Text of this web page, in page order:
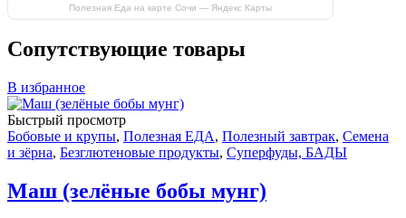
Полезная Еда на карте Сочи — Яндекс Карты
Сопутствующие товары
В избранное
Быстрый просмотр
Бобовые и крупы, Полезная ЕДА, Полезный завтрак, Семена
и зёрна, Безглютеновые продукты, Суперфуды, БАДЫ
Маш (зелёные бобы мунг)